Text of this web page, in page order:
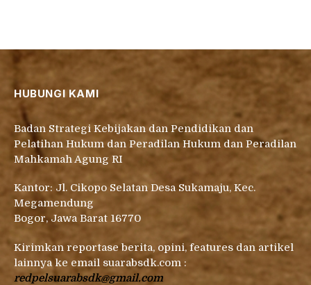
HUBUNGI KAMI
Badan Strategi Kebijakan dan Pendidikan dan
Pelatihan Hukum dan Peradilan Hukum dan Peradilan
Mahkamah Agung RI
Kantor: Jl. Cikopo Selatan Desa Sukamaju, Kec.
Megamendung
Bogor, Jawa Barat 16770
Kirimkan reportase berita, opini, features dan artikel
lainnya ke email suarabsdk.com :
redpelsuarabsdk@gmail.com